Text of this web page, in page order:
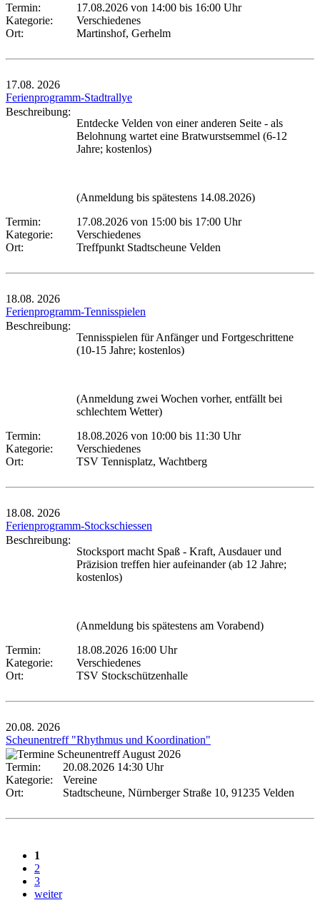
Termin:
17.08.2026 von 14:00 bis 16:00 Uhr
Kategorie:
Verschiedenes
Ort:
Martinshof, Gerhelm
17.08. 2026
Ferienprogramm-Stadtrallye
Beschreibung:
Entdecke Velden von einer anderen Seite - als
Belohnung wartet eine Bratwurstsemmel (6-12
Jahre; kostenlos)
(Anmeldung bis spätestens 14.08.2026)
Termin:
17.08.2026 von 15:00 bis 17:00 Uhr
Kategorie:
Verschiedenes
Ort:
Treffpunkt Stadtscheune Velden
18.08. 2026
Ferienprogramm-Tennisspielen
Beschreibung:
Tennisspielen für Anfänger und Fortgeschrittene
(10-15 Jahre; kostenlos)
(Anmeldung zwei Wochen vorher, entfällt bei
schlechtem Wetter)
Termin:
18.08.2026 von 10:00 bis 11:30 Uhr
Kategorie:
Verschiedenes
Ort:
TSV Tennisplatz, Wachtberg
18.08. 2026
Ferienprogramm-Stockschiessen
Beschreibung:
Stocksport macht Spaß - Kraft, Ausdauer und
Präzision treffen hier aufeinander (ab 12 Jahre;
kostenlos)
(Anmeldung bis spätestens am Vorabend)
Termin:
18.08.2026 16:00 Uhr
Kategorie:
Verschiedenes
Ort:
TSV Stockschützenhalle
20.08. 2026
Scheunentreff "Rhythmus und Koordination"
Termin:
20.08.2026 14:30 Uhr
Kategorie:
Vereine
Ort:
Stadtscheune, Nürnberger Straße 10, 91235 Velden
1
2
3
weiter